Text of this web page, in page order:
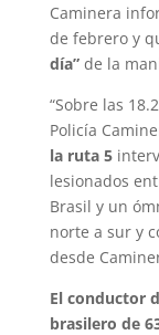
Caminera
de febrero y
día”de la
“Sobre las
Policía
la ruta 5
lesionados
Brasil y un
norte a sur y
desde
El conductor
brasilero de